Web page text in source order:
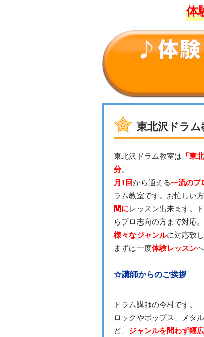
体
東北沢ドラ
東北沢ドラム教室は 「東
分。
月1回から通える一流のプ
ラム教室です。お忙しい
間にレッスン出来ます。
らプロ志向の方まで対応。
様々なジャンルに対応致し
まずは一度体験レッスン
☆講師からのご挨拶
ドラム講師の今村です。
ロックやポップス、メタ
ど、 ジャンルを問わず幅